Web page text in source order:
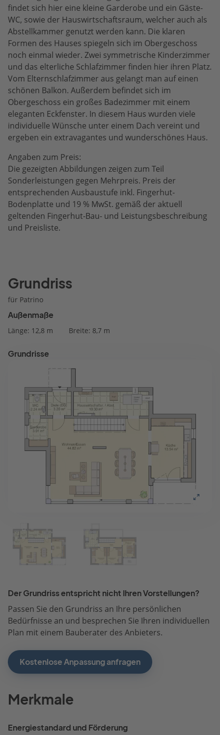
findet sich hier eine kleine Garderobe und ein Gäste-
WC, sowie der Hauswirtschaftsraum, welcher auch als
Abstellkammer genutzt werden kann. Die klaren
Formen des Hauses spiegeln sich im Obergeschoss
noch einmal wieder. Zwei symmetrische Kinderzimmer
und das elterliche Schlafzimmer finden hier ihren Platz.
Vom Elternschlafzimmer aus gelangt man auf einen
schönen Balkon. Außerdem befindet sich im
Obergeschoss ein großes Badezimmer mit einem
eleganten Eckfenster. In diesem Haus wurden viele
individuelle Wünsche unter einem Dach vereint und
ergeben ein extravagantes und wunderschönes Haus.
Angaben zum Preis:
Die gezeigten Abbildungen zeigen zum Teil
Sonderleistungen gegen Mehrpreis. Preis der
entsprechenden Ausbaustufe inkl. Fingerhut-
Bodenplatte und 19 % MwSt. gemäß der aktuell
geltenden Fingerhut-Bau- und Leistungsbeschreibung
und Preisliste.
Grundriss
für Patrino
Außenmaße
Länge: 12,8 m Breite: 8,7 m
Grundrisse
Der Grundriss entspricht nicht Ihren Vorstellungen?
Passen Sie den Grundriss an Ihre persönlichen
Bedürfnisse an und besprechen Sie Ihren individuellen
Plan mit einem Bauberater des Anbieters.
Kostenlose Anpassung anfragen
Merkmale
Energiestandard und Förderung